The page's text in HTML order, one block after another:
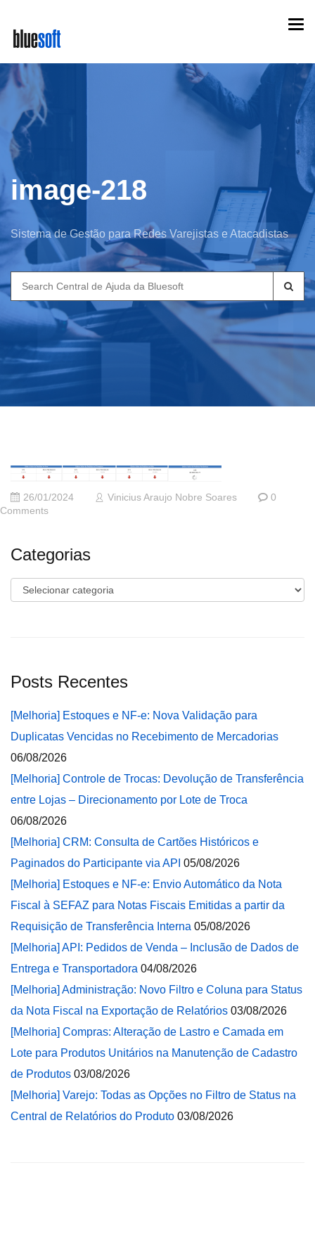
main
content
image-218
Sistema de Gestão para Redes Varejistas e Atacadistas
Search
for:
26/01/2024 Vinicius Araujo Nobre Soares
0
Comments
Categorias
Categorias
Posts Recentes
[Melhoria] Estoques e NF-e: Nova Validação para
Duplicatas Vencidas no Recebimento de Mercadorias
06/08/2026
[Melhoria] Controle de Trocas: Devolução de Transferência
entre Lojas – Direcionamento por Lote de Troca
06/08/2026
[Melhoria] CRM: Consulta de Cartões Históricos e
Paginados do Participante via API 05/08/2026
[Melhoria] Estoques e NF-e: Envio Automático da Nota
Fiscal à SEFAZ para Notas Fiscais Emitidas a partir da
Requisição de Transferência Interna 05/08/2026
[Melhoria] API: Pedidos de Venda – Inclusão de Dados de
Entrega e Transportadora 04/08/2026
[Melhoria] Administração: Novo Filtro e Coluna para Status
da Nota Fiscal na Exportação de Relatórios 03/08/2026
[Melhoria] Compras: Alteração de Lastro e Camada em
Lote para Produtos Unitários na Manutenção de Cadastro
de Produtos 03/08/2026
[Melhoria] Varejo: Todas as Opções no Filtro de Status na
Central de Relatórios do Produto 03/08/2026